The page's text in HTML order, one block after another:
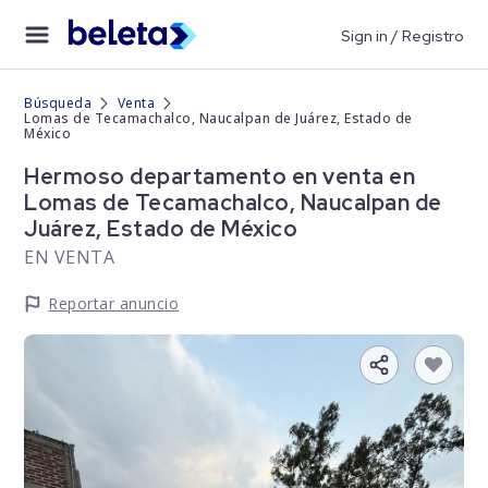
Sign in / Registro
Búsqueda
Venta
Lomas de Tecamachalco, Naucalpan de Juárez, Estado de
México
Hermoso departamento en venta en
Lomas de Tecamachalco, Naucalpan de
Juárez, Estado de México
EN VENTA
Reportar anuncio